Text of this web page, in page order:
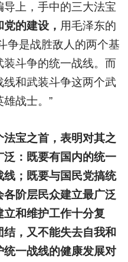
上，手中的三大法宝
的建设， 用毛泽东的
争是战胜敌人的两个基
斗争的统一战线。而
和武装斗争这两个武
战士。”
宝之首，表明对其之
：既要有国内的统一
；既要与国民党搞统
阶层民众建立最广泛
和维护工作十分复
，又不能失去自我和
一战线的健康发展对